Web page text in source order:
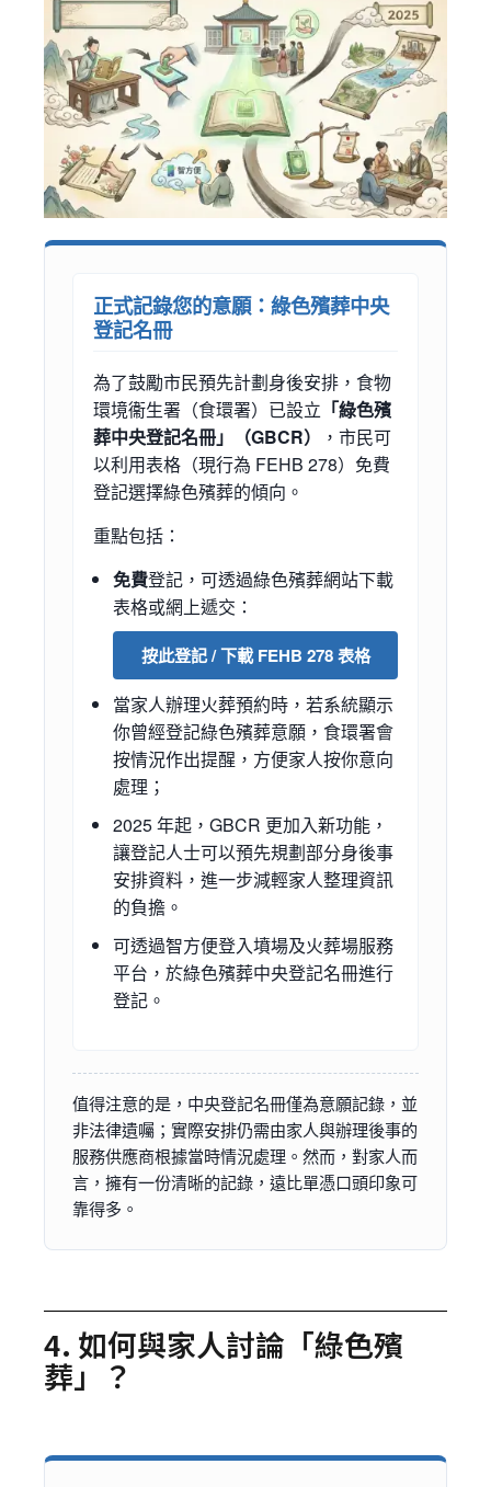
正式記錄您的意願：綠色殯葬中央
登記名冊
為了鼓勵市民預先計劃身後安排，食物
環境衞生署（食環署）已設立 「綠色殯
葬中央登記名冊」（GBCR）
，市民可
以利用表格（現行為 FEHB 278）免費
登記選擇綠色殯葬的傾向。
重點包括：
免費登記，可透過綠色殯葬網站下載
表格或網上遞交：
按此登記 / 下載 FEHB 278 表格
當家人辦理火葬預約時，若系統顯示
你曾經登記綠色殯葬意願，食環署會
按情況作出提醒，方便家人按你意向
處理；
2025 年起，GBCR 更加入新功能，
讓登記人士可以預先規劃部分身後事
安排資料，進一步減輕家人整理資訊
的負擔。
可透過智方便登入墳場及火葬場服務
平台，於綠色殯葬中央登記名冊進行
登記。
值得注意的是，中央登記名冊僅為意願記錄，並
非法律遺囑；實際安排仍需由家人與辦理後事的
服務供應商根據當時情況處理。然而，對家人而
言，擁有一份清晰的記錄，遠比單憑口頭印象可
靠得多。
4. 如何與家人討論「綠色殯
葬」？